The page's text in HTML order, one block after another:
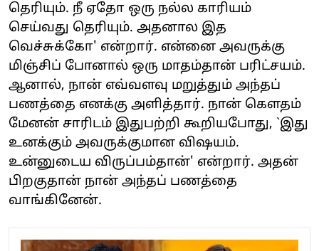
தெரியும். நீ ஏதோ ஒரு நல்ல காரியம்
செய்வது தெரியும். அதனால இத
வெச்சுக்கோ' என்றார். என்னை அவருக்கு
மிஞ்சிப் போனால் ஒரு மாதம்தான் பரிட்சயம்.
ஆனால், நான் எவ்வளவு மறுத்தும் அந்தப்
பணத்தை எனக்கு அளித்தார். நான் கௌதம்
மேனன் சாரிடம் இதுபற்றி கூறியபோது, `இது
உனக்கும் அவருக்குமான விஷயம்.
உன்னுடைய விருப்பம்தான்' என்றார். அதன்
பிறகுதான் நான் அந்தப் பணத்தை
வாங்கினேன்.